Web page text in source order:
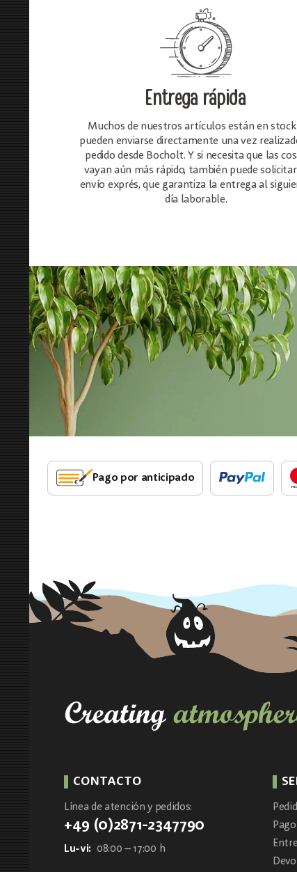
Entrega rápida
Muchos de nuestros artículos están en
pueden enviarse directamente una vez
pedido desde Bocholt. Y si necesita que las
vayan aún más rápido, también puede
envío exprés, que garantiza la entrega al
día laborable.
Pago por anticipado
CONTACTO
Línea de atención y pedidos:
+49 (0)2871-2347790
Lu-vi: 08:00 – 17:00 h
Pago